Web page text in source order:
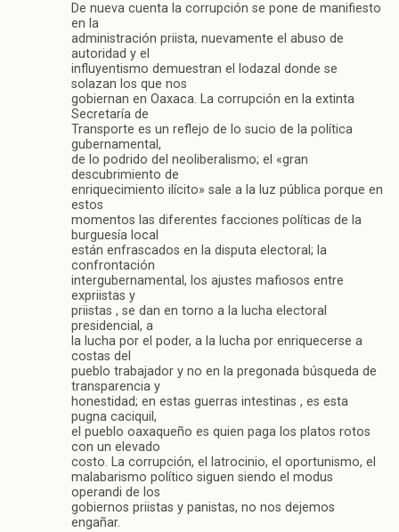
De nueva cuenta la corrupción se pone de manifiesto
en la
administración priista, nuevamente el abuso de
autoridad y el
influyentismo demuestran el lodazal donde se
solazan los que nos
gobiernan en Oaxaca. La corrupción en la extinta
Secretaría de
Transporte es un reflejo de lo sucio de la política
gubernamental,
de lo podrido del neoliberalismo; el «gran
descubrimiento de
enriquecimiento ilícito» sale a la luz pública porque en
estos
momentos las diferentes facciones políticas de la
burguesía local
están enfrascados en la disputa electoral; la
confrontación
intergubernamental, los ajustes mafiosos entre
expriistas y
priistas , se dan en torno a la lucha electoral
presidencial, a
la lucha por el poder, a la lucha por enriquecerse a
costas del
pueblo trabajador y no en la pregonada búsqueda de
transparencia y
honestidad; en estas guerras intestinas , es esta
pugna caciquil,
el pueblo oaxaqueño es quien paga los platos rotos
con un elevado
costo. La corrupción, el latrocinio, el oportunismo, el
malabarismo político siguen siendo el modus
operandi de los
gobiernos priistas y panistas, no nos dejemos
engañar.